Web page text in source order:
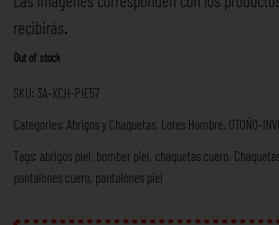
recibirás.
Out of stock
SKU: 3A-XCH-PIE57
Categories: Abrigos y Chaquetas Lotes Hombre OTOÑO-
Tags: abrigos piel bomber piel chaquetas cuero
pantalones cuero pantalones piel